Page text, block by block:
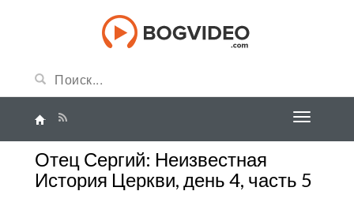
Отец Сергий: Неизвестная
История Церкви, день 4, часть 5